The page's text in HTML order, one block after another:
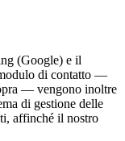
(Google) e il
di contatto —
— vengono inoltre
di gestione delle
affinché il nostro